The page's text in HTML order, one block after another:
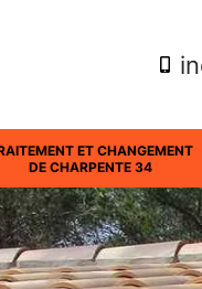
ET CHANGEMENT
DE CHARPENTE 34